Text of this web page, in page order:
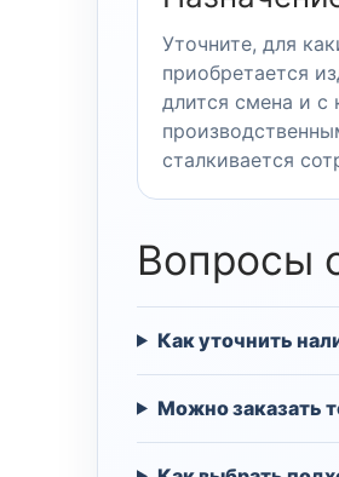
Уточните, для
приобретается
длится смена и с
сталкивается
Вопросы
Как уточнить
Можно заказать